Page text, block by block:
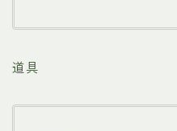
道具